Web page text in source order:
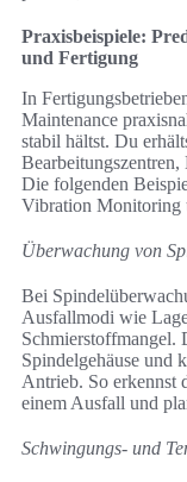
Praxisbeispiele:
und Fertigung
In
Maintenance
stabil hältst. Du
Die folgenden
Vibration Monitoring
Überwachung von
Bei
Ausfallmodi wie
Schmierstoffmangel.
Spindelgehäuse und
Antrieb. So erkennst
einem Ausfall und
Schwingungs- und